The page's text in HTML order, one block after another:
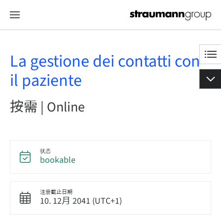
La gestione dei contatti con
il paziente
按需 | Online
状态
bookable
注册截止日期
10. 12月 2041 (UTC+1)